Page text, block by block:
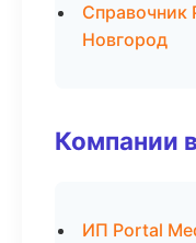
Справочник
Новгород
Компании
ИП Portal